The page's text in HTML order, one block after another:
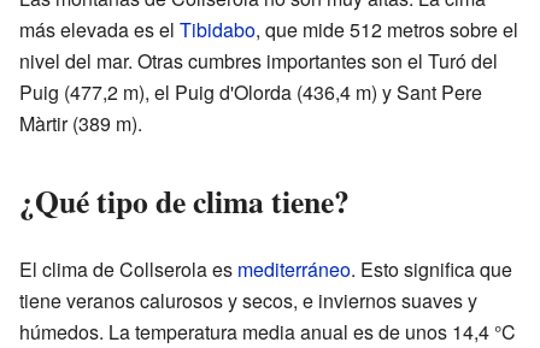
más elevada es el Tibidabo, que mide 512 metros sobre el
nivel del mar. Otras cumbres importantes son el Turó del
Puig (477,2 m), el Puig d'Olorda (436,4 m) y Sant Pere
Màrtir (389 m).
¿Qué tipo de clima tiene?
El clima de Collserola es mediterráneo. Esto significa que
tiene veranos calurosos y secos, e inviernos suaves y
húmedos. La temperatura media anual es de unos 14,4 °C